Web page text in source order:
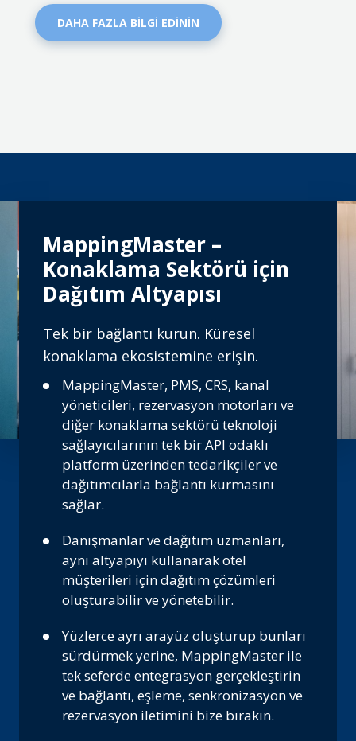
DAHA FAZLA BİLGİ EDİNİN
MappingMaster –
Konaklama Sektörü için
Dağıtım Altyapısı
Tek bir bağlantı kurun. Küresel
konaklama ekosistemine erişin.
MappingMaster, PMS, CRS, kanal
yöneticileri, rezervasyon motorları ve
diğer konaklama sektörü teknoloji
sağlayıcılarının tek bir API odaklı
platform üzerinden tedarikçiler ve
dağıtımcılarla bağlantı kurmasını
sağlar.
Danışmanlar ve dağıtım uzmanları,
aynı altyapıyı kullanarak otel
müşterileri için dağıtım çözümleri
oluşturabilir ve yönetebilir.
Yüzlerce ayrı arayüz oluşturup bunları
sürdürmek yerine, MappingMaster ile
tek seferde entegrasyon gerçekleştirin
ve bağlantı, eşleme, senkronizasyon ve
rezervasyon iletimini bize bırakın.